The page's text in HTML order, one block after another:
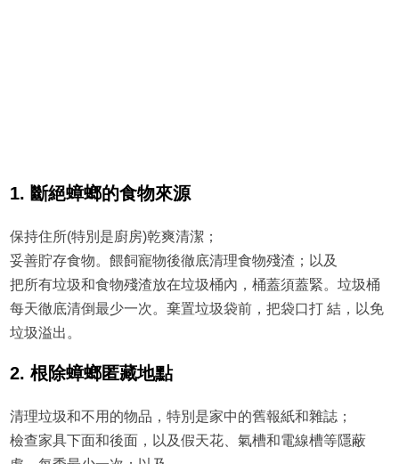
1. 斷絕蟑螂的食物來源
保持住所(特別是廚房)乾爽清潔；
妥善貯存食物。餵飼寵物後徹底清理食物殘渣；以及
把所有垃圾和食物殘渣放在垃圾桶內，桶蓋須蓋緊。垃圾桶
每天徹底清倒最少一次。棄置垃圾袋前，把袋口打 結，以免
垃圾溢出。
2. 根除蟑螂匿藏地點
清理垃圾和不用的物品，特別是家中的舊報紙和雜誌；
檢查家具下面和後面，以及假天花、氣槽和電線槽等隱蔽